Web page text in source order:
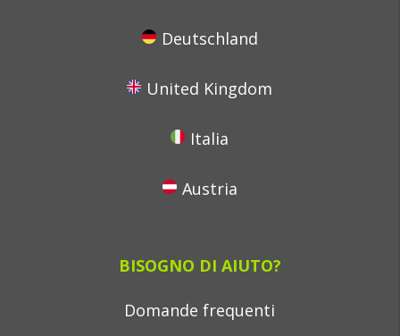
Deutschland
United Kingdom
Italia
Austria
BISOGNO DI AIUTO?
Domande frequenti